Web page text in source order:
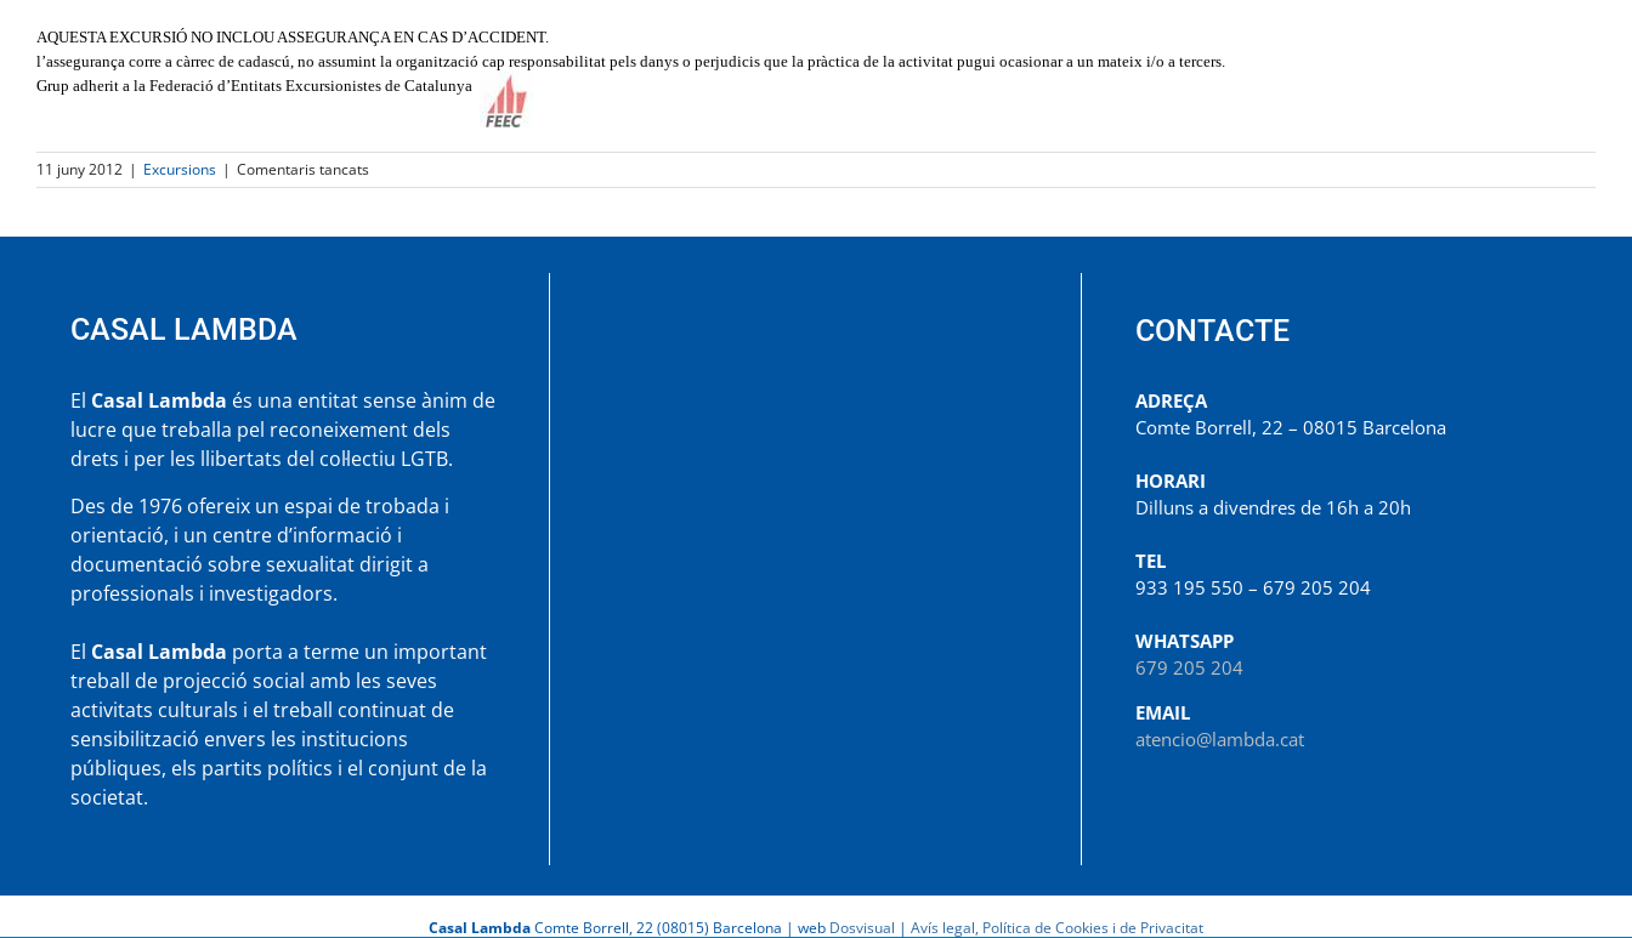
AQUESTA EXCURSIÓ NO INCLOU ASSEGURANÇA EN CAS D’ACCIDENT.
l’assegurança corre a càrrec de cadascú, no assumint la organització cap responsabilitat pels danys o perjudicis que la pràctica de la activitat pugui ocasionar a un mateix i/o a tercers.
Grup adherit a la Federació d’Entitats Excursionistes de Catalunya
11 juny 2012 | Excursions | Comentaris tancatsa
EL
DE
CASAL LAMBDA
El Casal Lambda és una entitat sense ànim de
lucre que treballa pel reconeixement dels
drets i per les llibertats del col·lectiu LGTB.
Des de 1976 ofereix un espai de trobada i
orientació, i un centre d’informació i
documentació sobre sexualitat dirigit a
professionals i investigadors.
El Casal Lambda porta a terme un important
treball de projecció social amb les seves
activitats culturals i el treball continuat de
sensibilització envers les institucions
públiques, els partits polítics i el conjunt de la
societat.
CONTACTE
ADREÇA
Comte Borrell, 22 – 08015 Barcelona
HORARI
Dilluns a divendres de 16h a 20h
TEL
933 195 550 – 679 205 204
WHATSAPP
679 205 204
EMAIL
atencio@lambda.cat
Casal LambdaComte Borrell, 22 (08015) Barcelona | web Dosvisual | Avís legal, Política de Cookies i de Privacitat